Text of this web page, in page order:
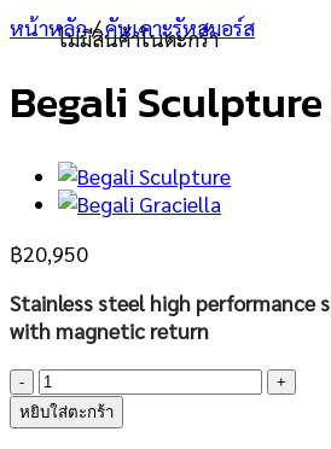
ไม่มีสินค้าในตะกร้า
หน้าหลัก/คันเคาะรัหสมอร์ส
Begali
฿20,950
Stainless steel high performance
with magnetic return
จำนวน
Begali
Sculpture
หยิบใส่ตะกร้า